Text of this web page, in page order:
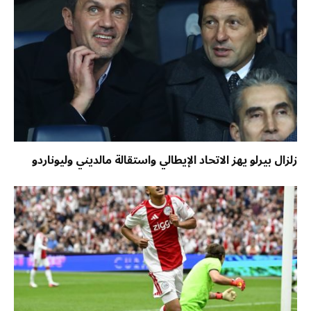
زلزال بيرلو يهز الاتحاد الإيطالي واستقالة مالديني وليوناردو